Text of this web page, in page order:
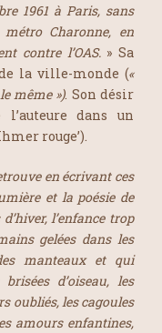
1961 à Paris, sans
Charonne, en
contre l’OAS. » Sa
la ville-monde («
même »). Son désir
l’auteure dans un
rouge’).
en écrivant ces
et la poésie de
l’enfance trop
gelées dans les
manteaux et qui
d’oiseau, les
oubliés, les cagoules
amours enfantines,